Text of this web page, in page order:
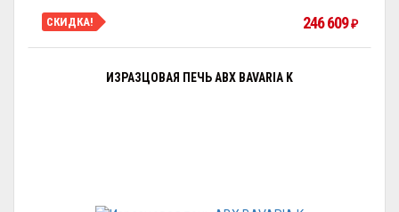
СКИДКА! 246 609 ₽
ИЗРАЗЦОВАЯ ПЕЧЬ ABX BAVARIA K